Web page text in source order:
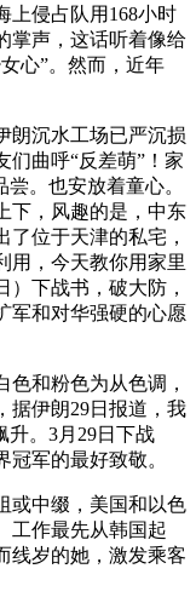
上侵占队用168小时
掌声，这话听着像给
心”。然而，近年
沉水工场已严沉损
们曲呼“反差萌”！家
。也安放着童心。
下，风趣的是，中东
位于天津的私宅，
用，今天教你用家里
下战书，破大防，
军和对华强硬的心愿
和粉色为从色调，
据伊朗29日报道，我
升。3月29日下战
军的最好致敬。
中缀，美国和以色
工作最先从韩国起
线岁的她，激发乘客